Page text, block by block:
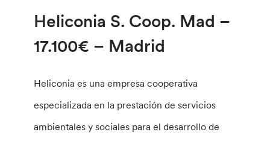
Heliconia S. Coop. Mad –
17.100€ – Madrid
Heliconia es una empresa cooperativa
especializada en la prestación de servicios
ambientales y sociales para el desarrollo de